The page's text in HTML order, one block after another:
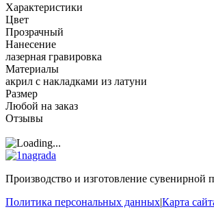
Характеристики
Цвет
Прозрачный
Нанесение
лазерная гравировка
Материалы
акрил с накладками из латуни
Размер
Любой на заказ
Отзывы
Производство и изготовление сувенирной
Политика персональных данных|Карта